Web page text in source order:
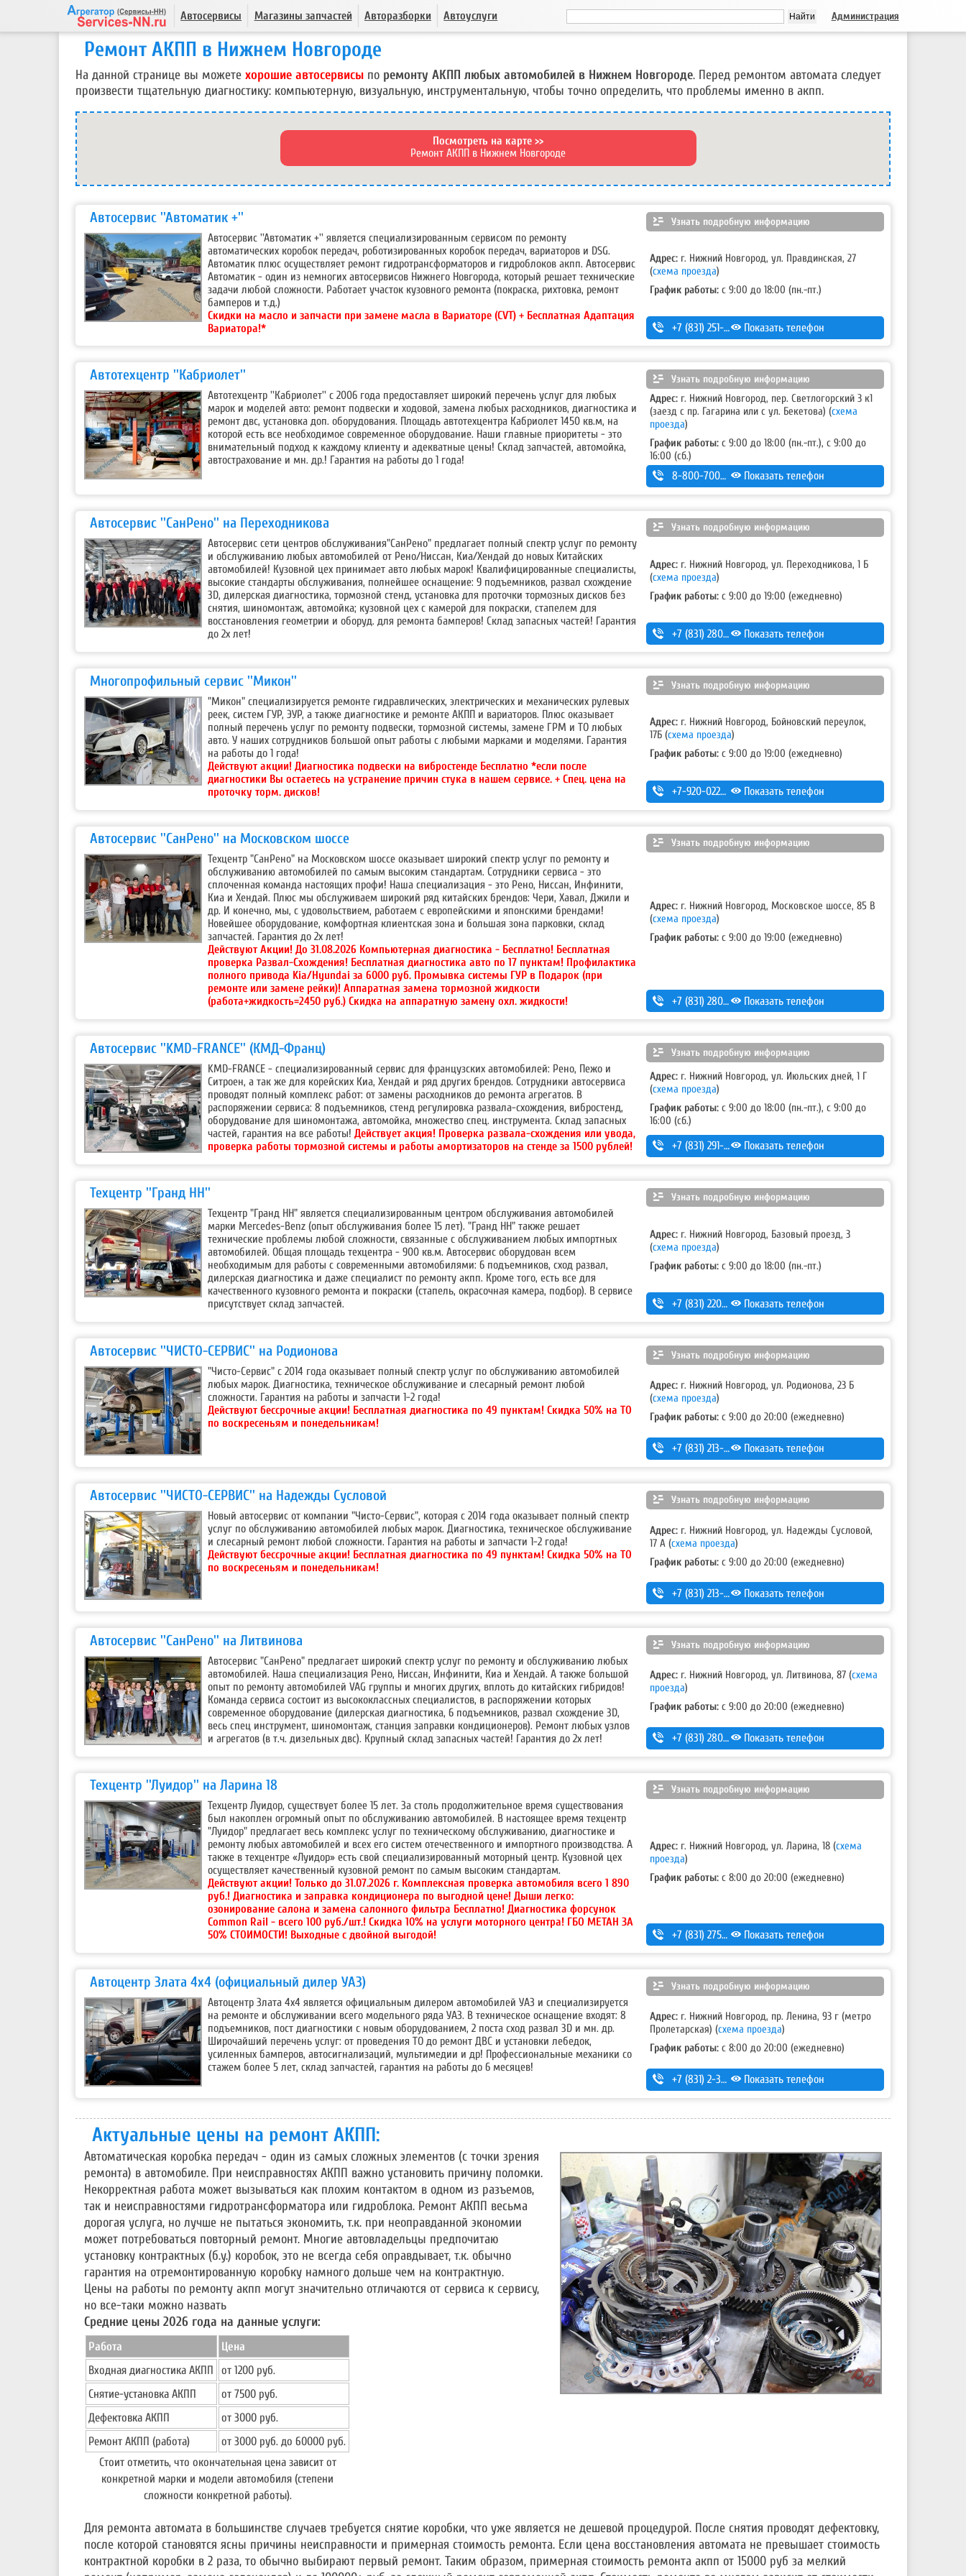
Автосервисы Магазины запчастей Авторазборки Автоуслуги Администрация
Ремонт АКПП в Нижнем Новгороде
На данной странице вы можетехорошие автосервисы по ремонту АКПП любых автомобилей в Нижнем Новгороде. Перед ремонтом автомата следует
произвести тщательную диагностику: компьютерную, визуальную, инструментальную, чтобы точно определить, что проблемы именно в акпп.
Посмотреть на карте >>
Ремонт АКПП в Нижнем Новгороде
Автосервис ''Автоматик +'' Узнать подробную информацию
Автосервис ''Автоматик +'' является специализированным сервисом по ремонту
автоматических коробок передач, роботизированных коробок передач, вариаторов и DSG.
Автоматик плюс осуществляет ремонт гидротрансформаторов и гидроблоков акпп. Автосервис
Автоматик - один из немногих автосервисов Нижнего Новгорода, который решает технические
задачи любой сложности. Работает участок кузовного ремонта (покраска, рихтовка, ремонт
бамперов и т.д.)
Скидки на масло и запчасти при замене масла в Вариаторе (CVT) + Бесплатная Адаптация
Вариатора!*
Адрес: г. Нижний Новгород, ул. Правдинская, 27
(схема проезда)
График работы: с 9:00 до 18:00 (пн.-пт.)
+7 (831) 251-54-99 Показать телефон
Автотехцентр ''Кабриолет'' Узнать подробную информацию
Автотехцентр ''Кабриолет'' с 2006 года предоставляет широкий перечень услуг для любых
марок и моделей авто: ремонт подвески и ходовой, замена любых расходников, диагностика и
ремонт двс, установка доп. оборудования. Площадь автотехцентра Кабриолет 1450 кв.м, на
которой есть все необходимое современное оборудование. Наши главные приоритеты - это
внимательный подход к каждому клиенту и адекватные цены! Склад запчастей, автомойка,
автострахование и мн. др.! Гарантия на работы до 1 года!
Адрес: г. Нижний Новгород, пер. Светлогорский 3 к1
(заезд с пр. Гагарина или с ул. Бекетова) (схема
проезда)
График работы: с 9:00 до 18:00 (пн.-пт.), с 9:00 до
16:00 (сб.)
8-800-700-11-42
Показать телефон
Автосервис ''СанРено'' на Переходникова Узнать подробную информацию
Автосервис сети центров обслуживания"СанРено" предлагает полный спектр услуг по ремонту
и обслуживанию любых автомобилей от Рено/Ниссан, Киа/Хендай до новых Китайских
автомобилей! Кузовной цех принимает авто любых марок! Квалифицированные специалисты,
высокие стандарты обслуживания, полнейшее оснащение: 9 подъемников, развал схождение
3D, дилерская диагностика, тормозной стенд, установка для проточки тормозных дисков без
снятия, шиномонтаж, автомойка; кузовной цех с камерой для покраски, стапелем для
восстановления геометрии и оборуд. для ремонта бамперов! Склад запасных частей! Гарантия
до 2х лет!
Адрес: г. Нижний Новгород, ул. Переходникова, 1 Б
(схема проезда)
График работы: с 9:00 до 19:00 (ежедневно)
+7 (831) 280-69-88 Показать телефон
Многопрофильный сервис ''Микон'' Узнать подробную информацию
"Микон" специализируется ремонте гидравлических, электрических и механических рулевых
реек, систем ГУР, ЭУР, а также диагностике и ремонте АКПП и вариаторов. Плюс оказывает
полный перечень услуг по ремонту подвески, тормозной системы, замене ГРМ и ТО любых
авто. У наших сотрудников большой опыт работы с любыми марками и моделями. Гарантия
на работы до 1 года!
Действуют акции!Диагностика подвески на вибростенде Бесплатно *если после
диагностики Вы остаетесь на устранение причин стука в нашем сервисе. + Спец. цена на
проточку торм. дисков!
Адрес: г. Нижний Новгород, Бойновский переулок,
17Б(схема проезда)
График работы: с 9:00 до 19:00 (ежедневно)
+7-920-022-50-01 Показать телефон
Автосервис ''СанРено'' на Московском шоссе Узнать подробную информацию
Техцентр "СанРено" на Московском шоссе оказывает широкий спектр услуг по ремонту и
обслуживанию автомобилей по самым высоким стандартам. Сотрудники сервиса - это
сплоченная команда настоящих профи! Наша специализация - это Рено, Ниссан, Инфинити,
Киа и Хендай. Плюс мы обслуживаем широкий ряд китайских брендов: Чери, Хавал, Джили и
др. И конечно, мы, с удовольствием, работаем с европейскими и японскими брендами!
Новейшее оборудование, комфортная клиентская зона и большая зона парковки, склад
запчастей. Гарантия до 2х лет!
Действуют Акции!До 31.08.2026 Компьютерная диагностика - Бесплатно! Бесплатная
проверка Развал-Схождения! Бесплатная диагностика авто по 17 пунктам! Профилактика
полного привода Kia/Hyundai за 6000 руб. Промывка системы ГУР в Подарок (при
ремонте или замене рейки)! Аппаратная замена тормозной жидкости
(работа+жидкость=2450 руб.) Скидка на аппаратную замену охл. жидкости!
Адрес: г. Нижний Новгород, Московское шоссе, 85 В
(схема проезда)
График работы: с 9:00 до 19:00 (ежедневно)
+7 (831) 280-69-88 Показать телефон
Автосервис ''KMD-FRANCE'' (КМД-Франц) Узнать подробную информацию
KMD-FRANCE - специализированный сервис для французских автомобилей: Рено, Пежо и
Ситроен, а так же для корейских Киа, Хендай и ряд других брендов. Сотрудники автосервиса
проводят полный комплекс работ: от замены расходников до ремонта агрегатов. В
распоряжении сервиса: 8 подъемников, стенд регулировка развала-схождения, вибростенд,
оборудование для шиномонтажа, автомойка, множество спец. инструмента. Склад запасных
частей, гарантия на все работы!Действует акция! Проверка развала-схождения или увода,
проверка работы тормозной системы и работы амортизаторов на стенде за 1500 рублей!
Адрес: г. Нижний Новгород, ул. Июльских дней, 1 Г
(схема проезда)
График работы: с 9:00 до 18:00 (пн.-пт.), с 9:00 до
16:00 (сб.)
+7 (831) 291-19-79
Показать телефон
Техцентр ''Гранд НН'' Узнать подробную информацию
Техцентр "Гранд НН" является специализированным центром обслуживания автомобилей
марки Mercedes-Benz (опыт обслуживания более 15 лет). "Гранд НН" также решает
технические проблемы любой сложности, связанные с обслуживанием любых импортных
автомобилей. Общая площадь техцентра - 900 кв.м. Автосервис оборудован всем
необходимым для работы с современными автомобилями: 6 подъемников, сход развал,
дилерская диагностика и даже специалист по ремонту акпп. Кроме того, есть все для
качественного кузовного ремонта и покраски (стапель, окрасочная камера, подбор). В сервисе
присутствует склад запчастей.
Адрес: г. Нижний Новгород, Базовый проезд, 3
(схема проезда)
График работы: с 9:00 до 18:00 (пн.-пт.)
+7 (831) 220-44-54 ,+7 (831) 220-44-55
Показать телефон
Автосервис ''ЧИСТО-СЕРВИС'' на Родионова Узнать подробную информацию
"Чисто-Сервис" с 2014 года оказывает полный спектр услуг по обслуживанию автомобилей
любых марок. Диагностика, техническое обслуживание и слесарный ремонт любой
сложности. Гарантия на работы и запчасти 1-2 года!
Действуют бессрочные акции! Бесплатная диагностика по 49 пунктам! Скидка 50% на ТО
по воскресеньям и понедельникам!
Адрес: г. Нижний Новгород, ул. Родионова, 23 Б
(схема проезда)
График работы: с 9:00 до 20:00 (ежедневно)
+7 (831) 213-75-75 (доб. 1) Показать телефон
Автосервис ''ЧИСТО-СЕРВИС'' на Надежды Сусловой Узнать подробную информацию
Новый автосервис от компании "Чисто-Сервис", которая с 2014 года оказывает полный спектр
услуг по обслуживанию автомобилей любых марок. Диагностика, техническое обслуживание
и слесарный ремонт любой сложности. Гарантия на работы и запчасти 1-2 года!
Действуют бессрочные акции! Бесплатная диагностика по 49 пунктам! Скидка 50% на ТО
по воскресеньям и понедельникам!
Адрес: г. Нижний Новгород, ул. Надежды Сусловой,
17 А(схема проезда)
График работы: с 9:00 до 20:00 (ежедневно)
+7 (831) 213-75-75 (доб. 2) Показать телефон
Автосервис ''СанРено'' на Литвинова Узнать подробную информацию
Автосервис "СанРено" предлагает широкий спектр услуг по ремонту и обслуживанию любых
автомобилей. Наша специализация Рено, Ниссан, Инфинити, Киа и Хендай. А также большой
опыт по ремонту автомобилей VAG группы и многих других, вплоть до китайских гибридов!
Команда сервиса состоит из высококлассных специалистов, в распоряжении которых
современное оборудование (дилерская диагностика, 6 подъемников, развал схождение 3D,
весь спец инструмент, шиномонтаж, станция заправки кондиционеров). Ремонт любых узлов
и агрегатов (в т.ч. дизельных двс). Крупный склад запасных частей! Гарантия до 2х лет!
Адрес: г. Нижний Новгород, ул. Литвинова, 87(схема
проезда)
График работы: с 9:00 до 20:00 (ежедневно)
+7 (831) 280-69-88 Показать телефон
Техцентр ''Луидор'' на Ларина 18 Узнать подробную информацию
Техцентр Луидор, существует более 15 лет. За столь продолжительное время существования
был накоплен огромный опыт по обслуживанию автомобилей. В настоящее время техцентр
"Луидор" предлагает весь комплекс услуг по техническому обслуживанию, диагностике и
ремонту любых автомобилей и всех его систем отечественного и импортного производства. А
также в техцентре «Луидор» есть свой специализированный моторный центр. Кузовной цех
осуществляет качественный кузовной ремонт по самым высоким стандартам.
Действуют акции!Только до 31.07.2026 г. Комплексная проверка автомобиля всего 1 890
руб.! Диагностика и заправка кондиционера по выгодной цене! Дыши легко:
озонирование салона и замена салонного фильтра Бесплатно! Диагностика форсунок
Common Rail - всего 100 руб./шт.! Скидка 10% на услуги моторного центра! ГБО МЕТАН ЗА
50% СТОИМОСТИ! Выходные с двойной выгодой!
Адрес: г. Нижний Новгород, ул. Ларина, 18(схема
проезда)
График работы: с 8:00 до 20:00 (ежедневно)
+7 (831) 275-83-12 Показать телефон
Автоцентр Злата 4х4 (официальный дилер УАЗ) Узнать подробную информацию
Автоцентр Злата 4х4 является официальным дилером автомобилей УАЗ и специализируется
на ремонте и обслуживании всего модельного ряда УАЗ. В техническое оснащение входят: 8
подъемников, пост диагностики с новым оборудованием, 2 поста сход развал 3D и мн. др.
Широчайший перечень услуг: от проведения ТО до ремонт ДВС и установки лебедок,
усиленных бамперов, автосигнализаций, мультимедии и др! Профессиональные механики со
стажем более 5 лет, склад запчастей, гарантия на работы до 6 месяцев!
Адрес: г. Нижний Новгород, пр. Ленина, 93 г (метро
Пролетарская) (схема проезда)
График работы: с 8:00 до 20:00 (ежедневно)
+7 (831) 2-330-111 Показать телефон
Актуальные цены на ремонт АКПП:
Автоматическая коробка передач - один из самых сложных элементов (с точки зрения
ремонта) в автомобиле. При неисправностях АКПП важно установить причину поломки.
Некорректная работа может вызываться как плохим контактом в одном из разъемов,
так и неисправностями гидротрансформатора или гидроблока. Ремонт АКПП весьма
дорогая услуга, но лучше не пытаться экономить, т.к. при неоправданной экономии
может потребоваться повторный ремонт. Многие автовладельцы предпочитаю
установку контрактных (б.у.) коробок, это не всегда себя оправдывает, т.к. обычно
гарантия на отремонтированную коробку намного дольше чем на контрактную.
Цены на работы по ремонту акпп могут значительно отличаются от сервиса к сервису,
но все-таки можно назвать
Средние цены 2026 года на данные услуги:
Работа
Цена
Входная диагностика АКПП
от 1200 руб.
Снятие-установка АКПП
от 7500 руб.
Дефектовка АКПП
от 3000 руб.
Ремонт АКПП (работа)
от 3000 руб. до 60000 руб.
Стоит отметить, что окончательная цена зависит от
конкретной марки и модели автомобиля (степени
сложности конкретной работы).
Для ремонта автомата в большинстве случаев требуется снятие коробки, что уже является не дешевой процедурой. После снятия проводят дефектовку,
после которой становятся ясны причины неисправности и примерная стоимость ремонта. Если цена восстановления автомата не превышает стоимость
контрактной коробки в 2 раза, то обычно выбирают первый ремонт. Таким образом, примерная стоимость ремонта акпп от 15000 руб за мелкий